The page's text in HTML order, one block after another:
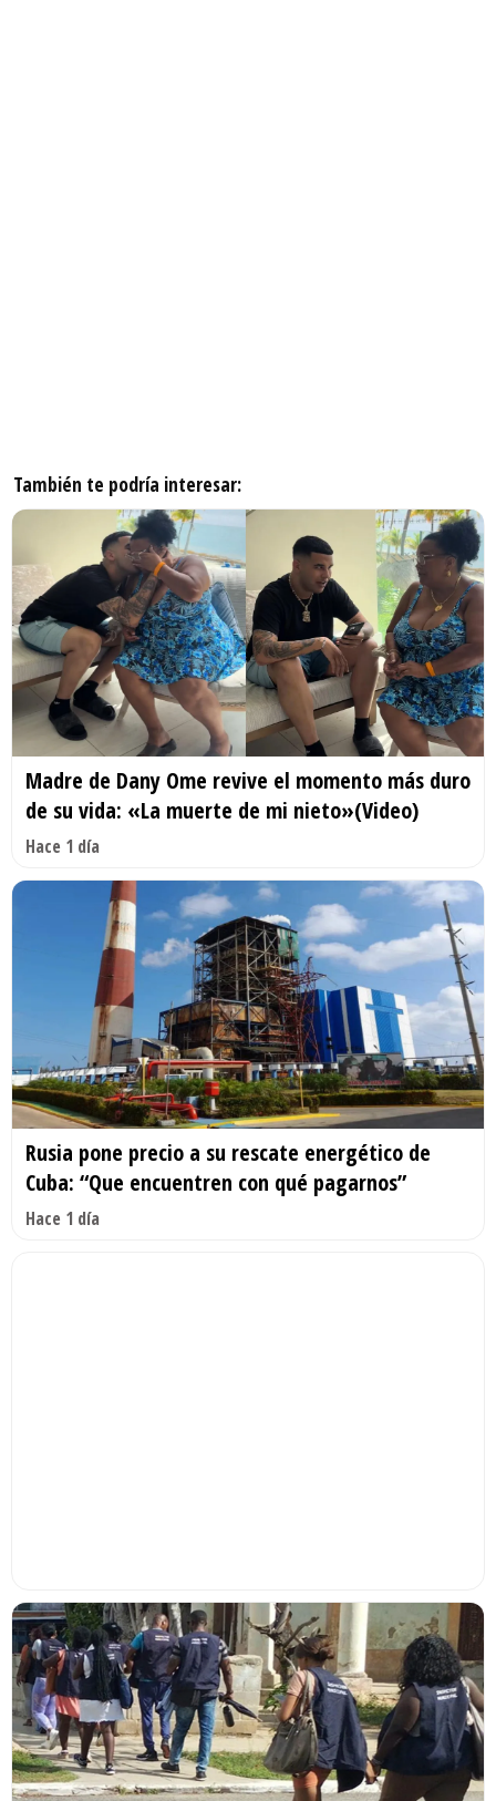
También te podría interesar:
Madre de Dany Ome revive el momento más duro
de su vida: «La muerte de mi nieto»(Video)
Hace 1 día
Rusia pone precio a su rescate energético de
Cuba: “Que encuentren con qué pagarnos”
Hace 1 día